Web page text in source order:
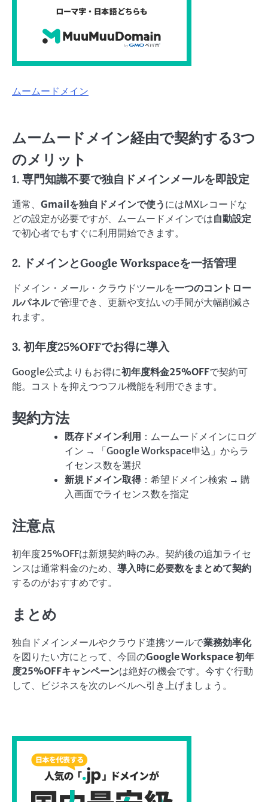
ムームードメイン
ムームードメイン経由で契約する3つ
のメリット
1. 専門知識不要で独自ドメインメールを即設定
通常、 Gmailを独自ドメインで使う にはMXレコードな
どの設定が必要ですが、ムームードメインでは自動設定
で初心者でもすぐに利用開始できます。
2. ドメインとGoogle Workspaceを一括管理
ドメイン・メール・クラウドツールを一つのコントロー
ルパネルで管理でき、更新や支払いの手間が大幅削減さ
れます。
3. 初年度25%OFFでお得に導入
Google公式よりもお得に初年度料金25%OFFで契約可
能。コストを抑えつつフル機能を利用できます。
契約方法
既存ドメイン利用 ：ムームードメインにログ
イン → 「Google Workspace申込」からラ
イセンス数を選択
新規ドメイン取得：希望ドメイン検索 → 購
入画面でライセンス数を指定
注意点
初年度25%OFFは新規契約時のみ。契約後の追加ライセ
ンスは通常料金のため、 導入時に必要数をまとめて契約
するのがおすすめです。
まとめ
独自ドメインメールやクラウド連携ツールで業務効率化
を図りたい方にとって、今回のGoogle Workspace 初年
度25%OFFキャンペーンは絶好の機会です。今すぐ行動
して、ビジネスを次のレベルへ引き上げましょう。